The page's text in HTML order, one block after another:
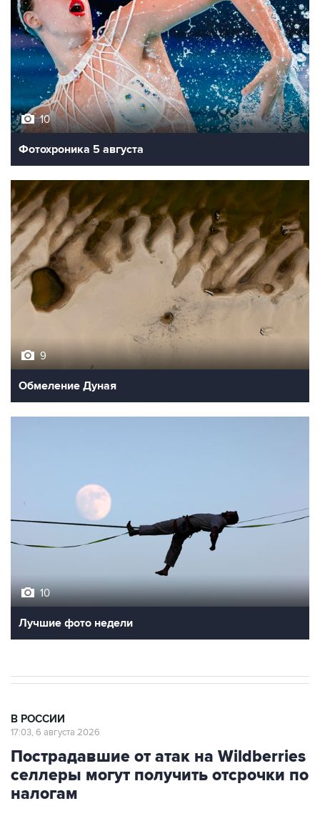
10
Фотохроника 5 августа
9
Обмеление Дуная
10
Лучшие фото недели
В РОССИИ
17:03, 6 августа 2026
Пострадавшие от атак на Wildberries
селлеры могут получить отсрочки по
налогам